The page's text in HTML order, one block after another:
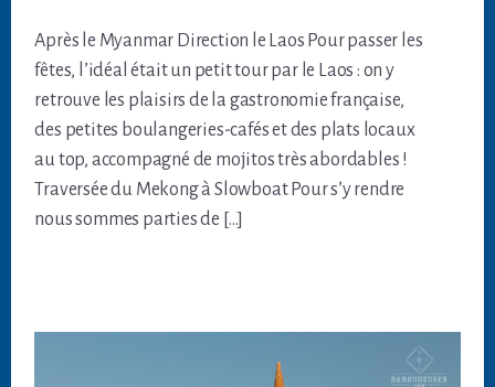
Après le Myanmar Direction le Laos Pour passer les
fêtes, l’idéal était un petit tour par le Laos : on y
retrouve les plaisirs de la gastronomie française,
des petites boulangeries-cafés et des plats locaux
au top, accompagné de mojitos très abordables !
Traversée du Mekong à Slowboat Pour s’y rendre
nous sommes parties de […]